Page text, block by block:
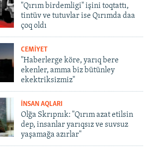
"Qırım birdemligi" işini toqtattı,
tintüv ve tutuvlar ise Qırımda daa
çoq oldı
CEMİYET
"Haberlerge köre, yarıq bere
ekenler, amma biz bütünley
ekektriksizmiz"
İNSAN AQLARI
Olğa Skrıpnık: "Qırım azat etilsin
dep, insanlar yarıqsız ve suvsuz
yaşamağa azırlar"